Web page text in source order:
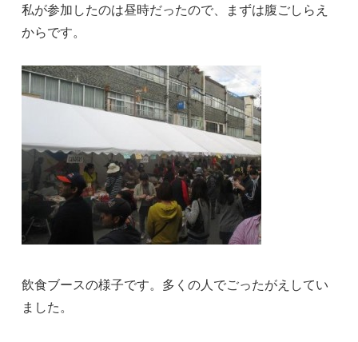
私が参加したのは昼時だったので、まずは腹ごしらえ
からです。
飲食ブースの様子です。多くの人でごったがえしてい
ました。